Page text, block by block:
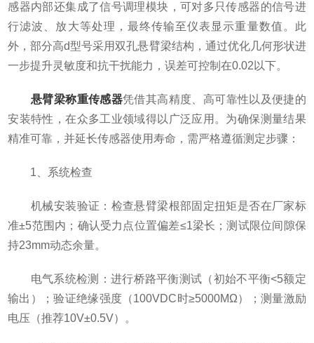
感器内部还集成了信号调理模块，可对多只传感器的信号进
行滤波、放大等处理，最终传输至仪表显示重量数值。此
外，部分高d型号采用双孔悬臂梁结构，通过优化几何形状进
一步提升灵敏度和抗干扰能力，误差可控制在0.02以下。​
悬臂梁称重传感器凭借其高精度、高可靠性以及便捷的
安装特性，在众多工业领域得以广泛应用。为确保测量结果
精准可靠，并延长传感器使用寿命，需严格遵循测定步骤：
1、系统检查
机械安装验证：检查悬臂梁根部固定扭矩是否在厂家标
准±5范围内；确认受力点位置偏差≤1梁长；测试限位间隙保
持23mm动态余量。
电气系统检测：进行桥路平衡测试（初始不平衡<5额定
输出）；验证绝缘强度（100VDC时≥5000MΩ）；测量激励
电压（推荐10V±0.5V）。